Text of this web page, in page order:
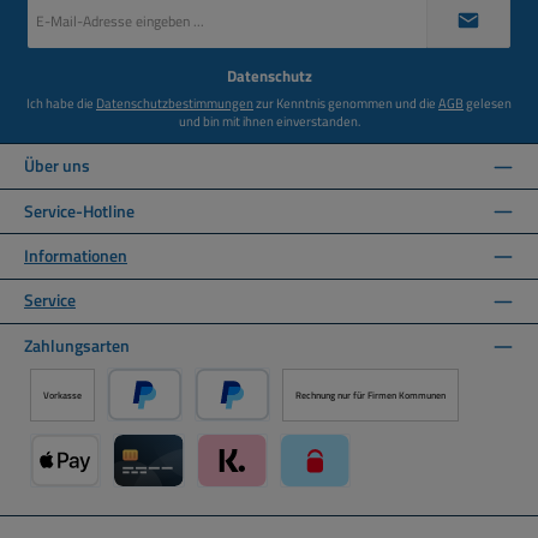
Mail-
Datenschutz
Ich habe die Datenschutzbestimmungenzur Kenntnis genommen und dieAGBgelesen
und bin mit ihnen einverstanden.
Über uns
Service-Hotline
Informationen
Service
Zahlungsarten
Vorkasse
PayPal Später Bezahlen über PayPal
Rechnung nur für Firmen Kommunen